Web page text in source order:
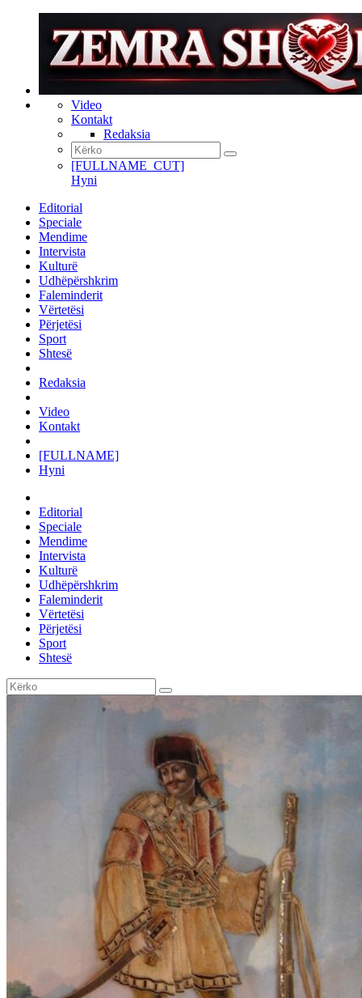
Video
Kontakt
Redaksia
[FULLNAME_CUT]
Hyni
Editorial
Speciale
Mendime
Intervista
Kulturë
Udhëpërshkrim
Faleminderit
Vërtetësi
Përjetësi
Sport
Shtesë
Redaksia
Video
Kontakt
[FULLNAME]
Hyni
Editorial
Speciale
Mendime
Intervista
Kulturë
Udhëpërshkrim
Faleminderit
Vërtetësi
Përjetësi
Sport
Shtesë